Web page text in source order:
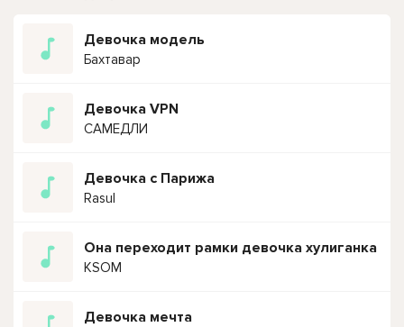
Девочка модель
Бахтавар
Девочка VPN
САМЕДЛИ
Девочка с Парижа
Rasul
Она переходит рамки девочка хулиганка
KSOM
Девочка мечта